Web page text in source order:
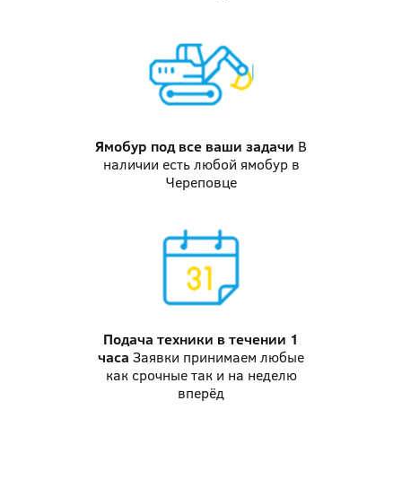
Ямобур под все ваши задачи В
наличии есть любой ямобур в
Череповце
Подача техники в течении 1
часа Заявки принимаем любые
как срочные так и на неделю
вперёд